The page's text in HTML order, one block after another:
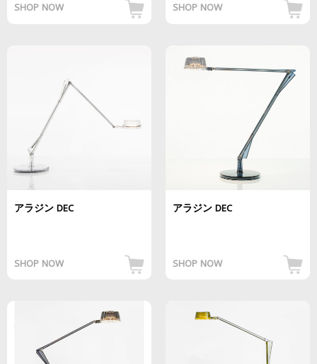
SHOP NOW SHOP NOW
アラジン DEC
SHOP NOW
アラジン DEC
SHOP NOW